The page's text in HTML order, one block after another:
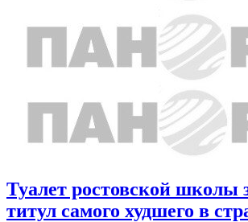
Туалет ростовской школы
титул самого худшего в